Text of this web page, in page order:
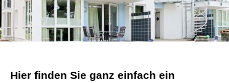
Hier finden Sie ganz einfach ein